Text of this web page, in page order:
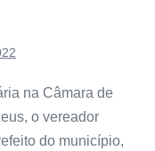
na Câmara de
o vereador
do município,